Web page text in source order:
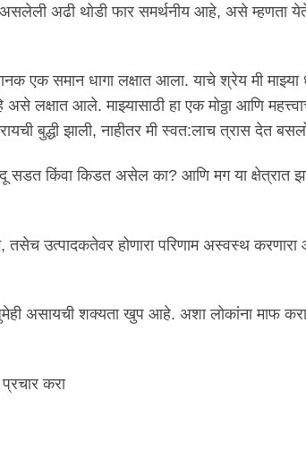
अढी थोडी फार समर्थनीय आहे, असे म्हणता
एक समान धागा लक्षात आला. याचे श्रेय मी माझ्या
लक्षात आले. माझ्यासाठी हा एक मोठ्ठा आणि
बुद्धी झाली, नाहीतर मी स्वत:लाच त्रास देत
सडत किंवा किडत असेल का? आणि मग या क्षेत्रात
तसेच उत्पादकतेवर होणारा परिणाम अस्वस्थ
असायची शक्यता खुप आहे. अशा लोकांना माफ
करा